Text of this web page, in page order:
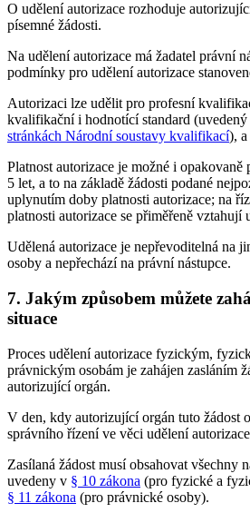
O udělení autorizace rozhoduje
písemné žádosti.
Na udělení autorizace má žadatel právní
podmínky pro udělení autorizace
Autorizaci lze udělit pro profesní
kvalifikační i hodnotící standard (uvedený
stránkách Národní soustavy kvalifikací),
Platnost autorizace je možné i
5 let, a to na základě žádosti podané
uplynutím doby platnosti autorizace; na
platnosti autorizace se přiměřeně vztahují
Udělená autorizace je nepřevoditelná na
osoby a nepřechází na právní nástupce.
7. Jakým způsobem můžete
situace
Proces udělení autorizace fyzickým,
právnickým osobám je zahájen zasláním
autorizující orgán.
V den, kdy autorizující orgán tuto žádost
správního řízení ve věci udělení
Zasílaná žádost musí obsahovat všechny
uvedeny v § 10 zákona (pro fyzické a
§ 11 zákona (pro právnické osoby).